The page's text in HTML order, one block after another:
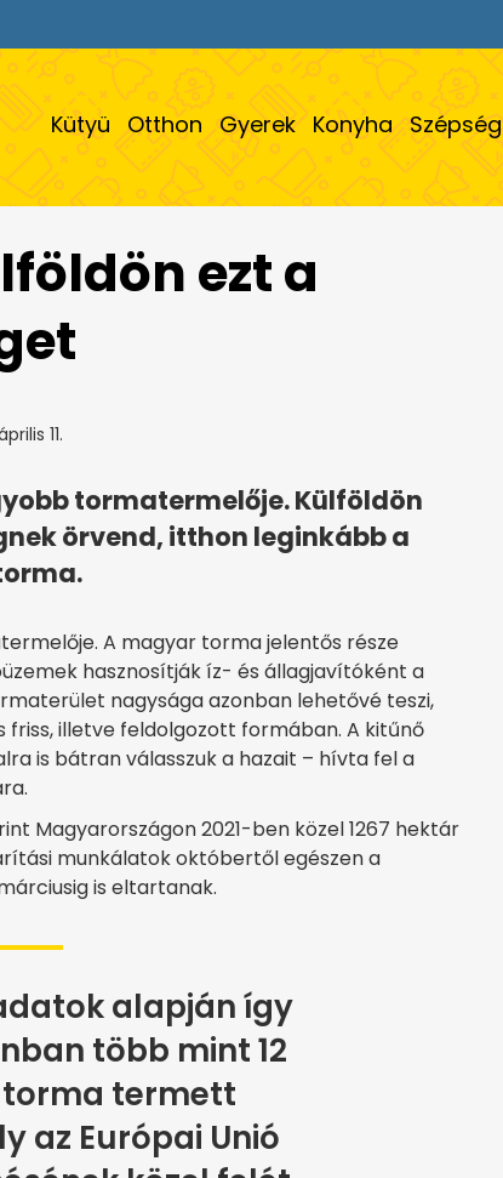
Kütyü Otthon Gyerek Konyha Szépség
ezt a
11.
tormatermelője. Külföldön
örvend, itthon leginkább a
A magyar torma jelentős része
hasznosítják íz- és állagjavítóként a
nagysága azonban lehetővé teszi,
illetve feldolgozott formában. A kitűnő
is bátran válasszuk a hazait – hívta fel a
Magyarországon 2021-ben közel 1267 hektár
munkálatok októbertől egészen a
is eltartanak.
alapján így
több mint 12
termett
az Európai Unió